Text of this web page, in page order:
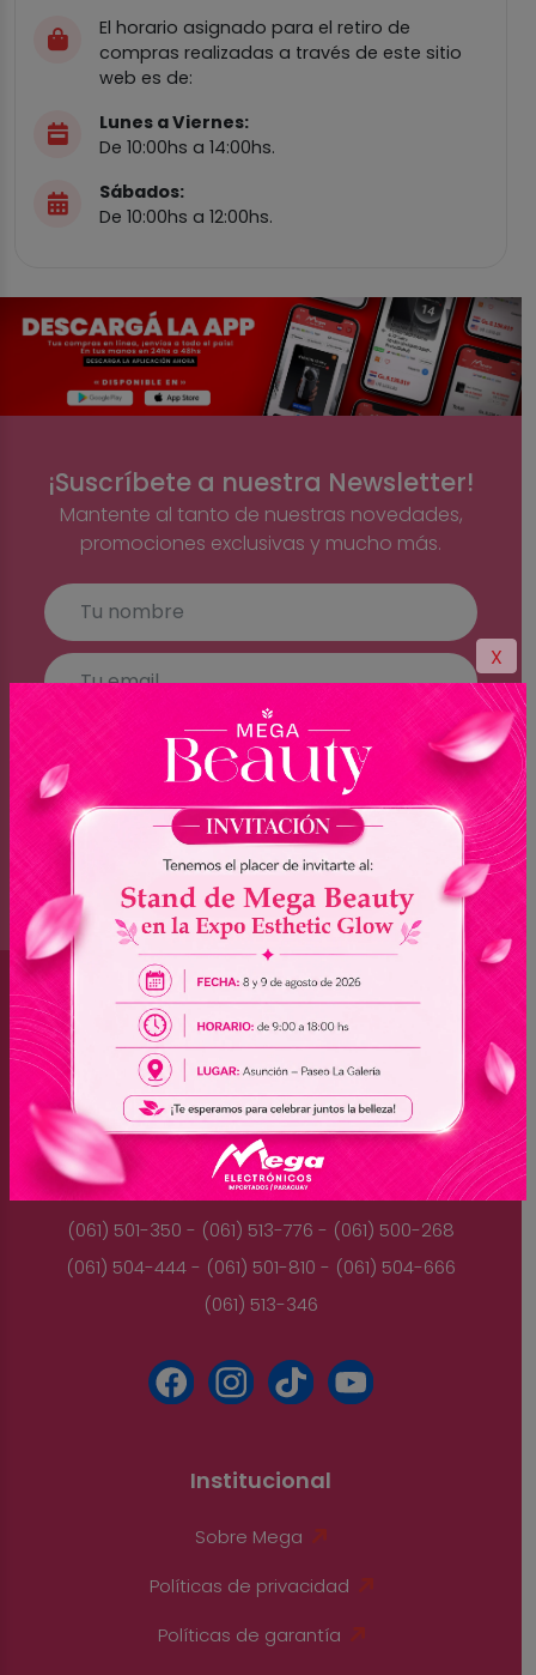
X
El horario asignado para el retiro de
compras realizadas a través de este sitio
web es de:
Lunes a Viernes:
De 10:00hs a 14:00hs.
Sábados:
De 10:00hs a 12:00hs.
¡Suscríbete a nuestra Newsletter!
Mantente al tanto de nuestras novedades,
promociones exclusivas y mucho más.
Brasil
(045) 3528-9053 - (045) 3528-8462
(045) 3025-7072 - (045) 3025-7736
(045) 3025-7713
Paraguay
(061) 501-350 - (061) 513-776 - (061) 500-268
(061) 504-444 - (061) 501-810 - (061) 504-666
(061) 513-346
Institucional
Sobre Mega
Políticas de privacidad
Políticas de garantía